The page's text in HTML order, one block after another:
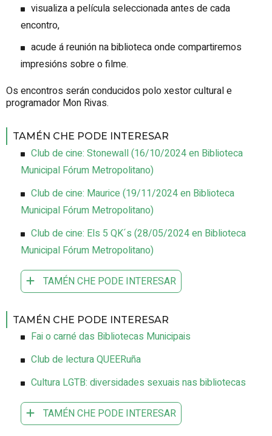
visualiza a película seleccionada antes de cada
encontro,
acude á reunión na biblioteca onde compartiremos
impresións sobre o filme.
Os encontros serán conducidos polo xestor cultural e
programador Mon Rivas.
TAMÉN CHE PODE INTERESAR
Club de cine: Stonewall(16/10/2024en Biblioteca
Municipal Fórum Metropolitano)
Club de cine: Maurice(19/11/2024en Biblioteca
Municipal Fórum Metropolitano)
Club de cine: Els 5 QK´s (28/05/2024en Biblioteca
Municipal Fórum Metropolitano)
TAMÉN CHE PODE INTERESAR
TAMÉN CHE PODE INTERESAR
Fai o carné das Bibliotecas Municipais
Club de lectura QUEERuña
Cultura LGTB: diversidades sexuais nas bibliotecas
TAMÉN CHE PODE INTERESAR